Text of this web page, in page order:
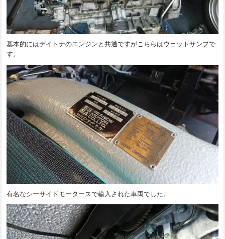
基本的にはデイトナのエンジンと共通ですがこちらはウェットサンプで
す。
有名なシーサイドモータースで輸入された車両でした。